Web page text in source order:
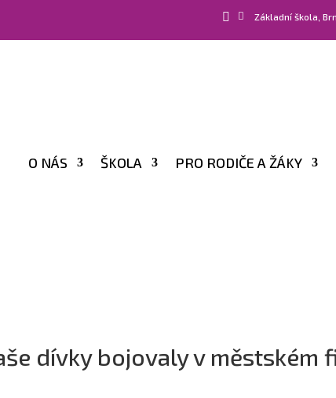
  Základní škola,
O NÁS ŠKOLA PRO RODIČE A ŽÁKY
dívky bojovaly v městském